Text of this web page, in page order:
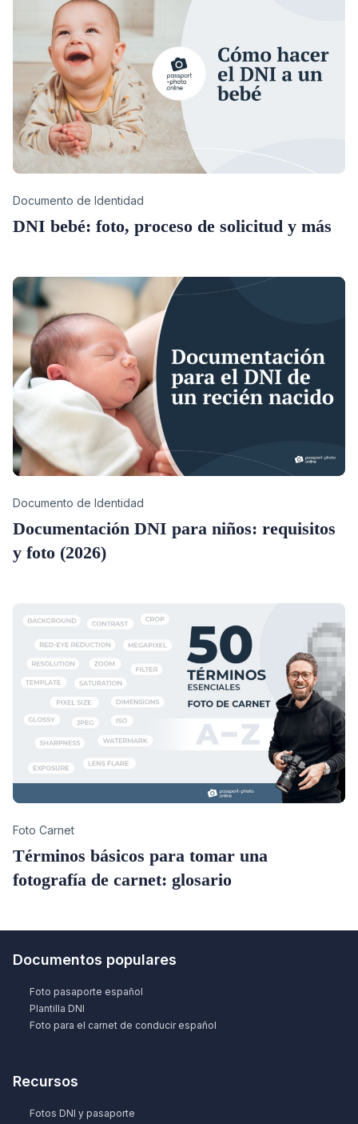
Category
Documento de Identidad
DNI bebé: foto, proceso de solicitud y más
Category
Documento de Identidad
Documentación DNI para niños: requisitos
y foto (2026)
Category
Foto Carnet
Términos básicos para tomar una
fotografía de carnet: glosario
Documentos populares
Foto pasaporte español
Plantilla DNI
Foto para el carnet de conducir español
Recursos
Fotos DNI y pasaporte